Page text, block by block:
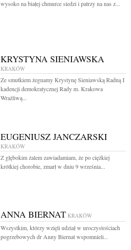
wysoko na białej chmurce siedzi i patrzy na nas z...
KRYSTYNA SIENIAWSKA
KRAKÓW
Ze smutkiem żegnamy Krystynę Sieniawską Radną I
kadencji demokratycznej Rady m. Krakowa
Wrażliwą...
EUGENIUSZ JANCZARSKI
KRAKÓW
Z głębokim żalem zawiadamiam, że po ciężkiej
krótkiej chorobie, zmarł w dniu 9 września...
ANNA BIERNAT KRAKÓW
Wszystkim, którzy wzięli udział w uroczystościach
pogrzebowych dr Anny Biernat wspomnieli...